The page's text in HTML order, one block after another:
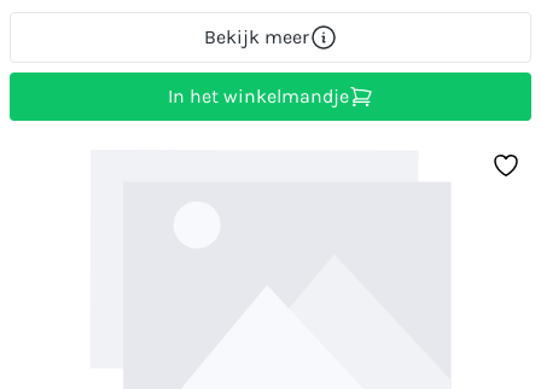
Bekijk meer
In het winkelmandje